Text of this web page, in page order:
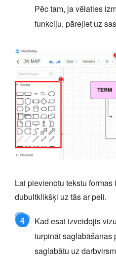
Pēc tam, ja vēlaties
funkciju, pārejiet uz
Lai pievienotu tekstu
dubultklikšķi uz tās ar peli.
4
Kad esat izveidojis
turpināt saglabāšanas
saglabātu uz